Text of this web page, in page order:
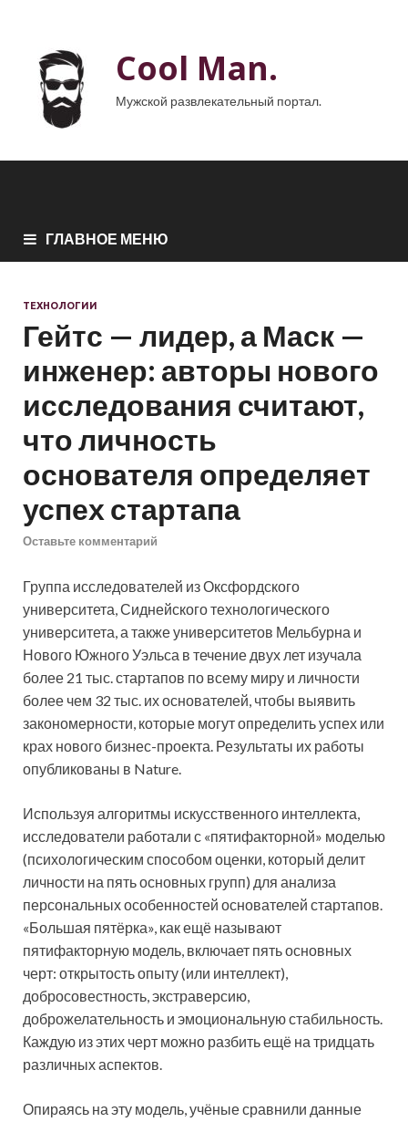
Cool Man.
Мужской развлекательный портал.
ГЛАВНОЕ МЕНЮ
ТЕХНОЛОГИИ
Гейтс — лидер, а Маск —
инженер: авторы нового
исследования считают,
что личность
основателя определяет
успех стартапа
Оставьте комментарий
Группа исследователей из Оксфордского
университета, Сиднейского технологического
университета, а также университетов Мельбурна и
Нового Южного Уэльса в течение двух лет изучала
более 21 тыс. стартапов по всему миру и личности
более чем 32 тыс. их основателей, чтобы выявить
закономерности, которые могут определить успех или
крах нового бизнес-проекта. Результаты их работы
опубликованы в Nature.
Используя алгоритмы искусственного интеллекта,
исследователи работали с «пятифакторной» моделью
(психологическим способом оценки, который делит
личности на пять основных групп) для анализа
персональных особенностей основателей стартапов.
«Большая пятёрка», как ещё называют
пятифакторную модель, включает пять основных
черт: открытость опыту (или интеллект),
добросовестность, экстраверсию,
доброжелательность и эмоциональную стабильность.
Каждую из этих черт можно разбить ещё на тридцать
различных аспектов.
Опираясь на эту модель, учёные сравнили данные